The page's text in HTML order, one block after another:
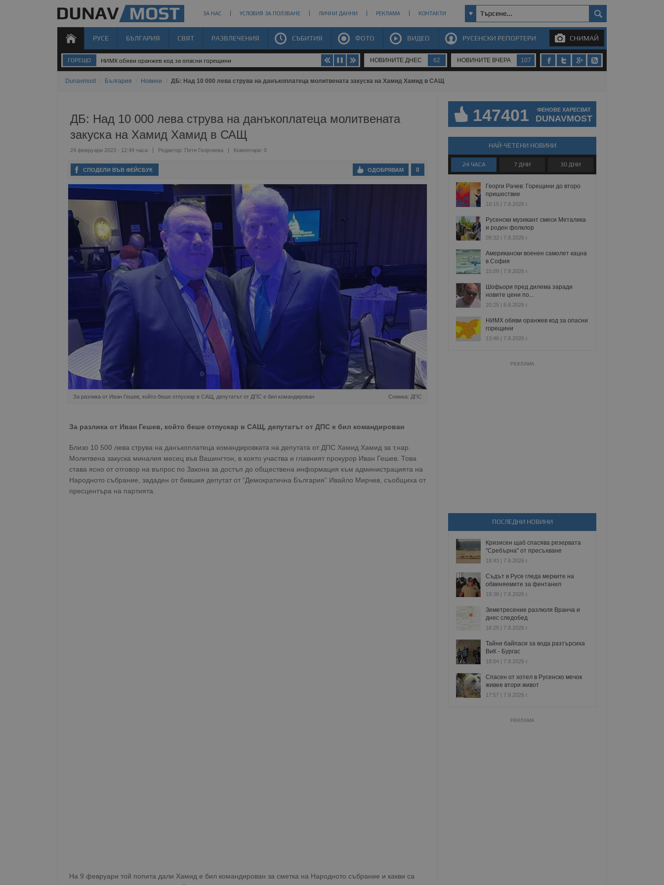
ЗА НАС УСЛОВИЯ ЗА ПОЛЗВАНЕ ЛИЧНИ ДАННИ РЕКЛАМА КОНТАКТИ
РУСЕ БЪЛГАРИЯ СВЯТ РАЗВЛЕЧЕНИЯ СЪБИТИЯ ФОТО ВИДЕО РУСЕНСКИ РЕПОРТЕРИ СНИМАЙ
ГОРЕЩО НИМХ обяви оранжев код за опасни горещини НОВИНИТЕ ДНЕС 62 НОВИНИТЕ ВЧЕРА 107
Dunavmost България Новини ДБ: Над 10 000 лева струва на данъкоплатеца молитвената закуска на Хамид Хамид в САЩ
ДБ: Над 10 000 лева струва на данъкоплатеца молитвената
закуска на Хамид Хамид в САЩ
24 февруари 2023 - 12:49 часа Редактор: Петя Георгиева Коментари: 0
СПОДЕЛИ ВЪВ ФЕЙСБУК 0
ОДОБРЯВАМ
За разлика от Иван Гешев, който беше отпускар в САЩ, депутатът от ДПС е бил командирован Снимка: ДПС
За разлика от Иван Гешев, който беше отпускар в САЩ, депутатът от ДПС е бил командирован
Близо 10 500 лева струва на данъкоплатеца командировката на депутата от ДПС Хамид Хамид за т.нар.
Молитвена закуска миналия месец във Вашингтон, в която участва и главният прокурор Иван Гешев. Това
става ясно от отговор на въпрос по Закона за достъп до обществена информация към администрацията на
Народното събрание, зададен от бившия депутат от “Демократична България” Ивайло Мирчев, съобщиха от
пресцентъра на партията.
На 9 февруари той попита дали Хамид е бил командирован за сметка на Народното събрание и какви са
147401 ФЕНОВЕ ХАРЕСВАТ
DUNAVMOST
НАЙ-ЧЕТЕНИ НОВИНИ
24 ЧАСА 7 ДНИ 30 ДНИ
Георги Рачев: Горещини до второ
пришествие
10:15 | 7.8.2026 г.
Русенски музикант смеси Металика
и роден фолклор
09:32 | 7.8.2026 г.
Американски военен самолет кацна
в София
15:09 | 7.8.2026 г.
Шофьори пред дилема заради
новите цени по...
20:25 | 6.8.2026 г.
НИМХ обяви оранжев код за опасни
горещини
13:46 | 7.8.2026 г.
РЕКЛАМА
ПОСЛЕДНИ НОВИНИ
Кризисен щаб спасява резервата
"Сребърна" от пресъхване
18:43 | 7.8.2026 г.
Съдът в Русе гледа мерките на
обвиняемите за фентанил
18:38 | 7.8.2026 г.
Земетресение разлюля Вранча и
днес следобед
18:25 | 7.8.2026 г.
Тайни байпаси за вода разтърсиха
ВиК - Бургас
18:04 | 7.8.2026 г.
Спасен от хотел в Русенско мечок
живее втори живот
17:57 | 7.8.2026 г.
РЕКЛАМА